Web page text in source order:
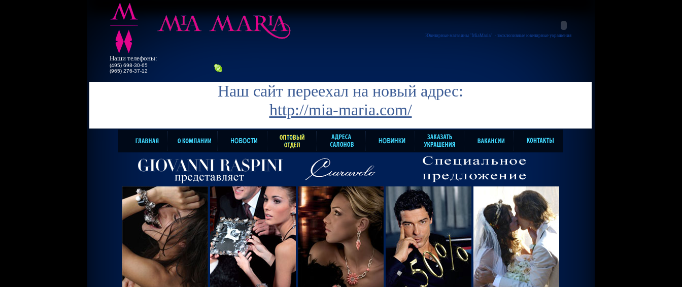
Ювелирные магазины "MiaMaria" - эксклюзивные ювелирные украшения
Наши телефоны:
(495) 698-30-65
(965) 276-37-12
Наш сайт переехал на новый адрес:
http://mia-maria.com/